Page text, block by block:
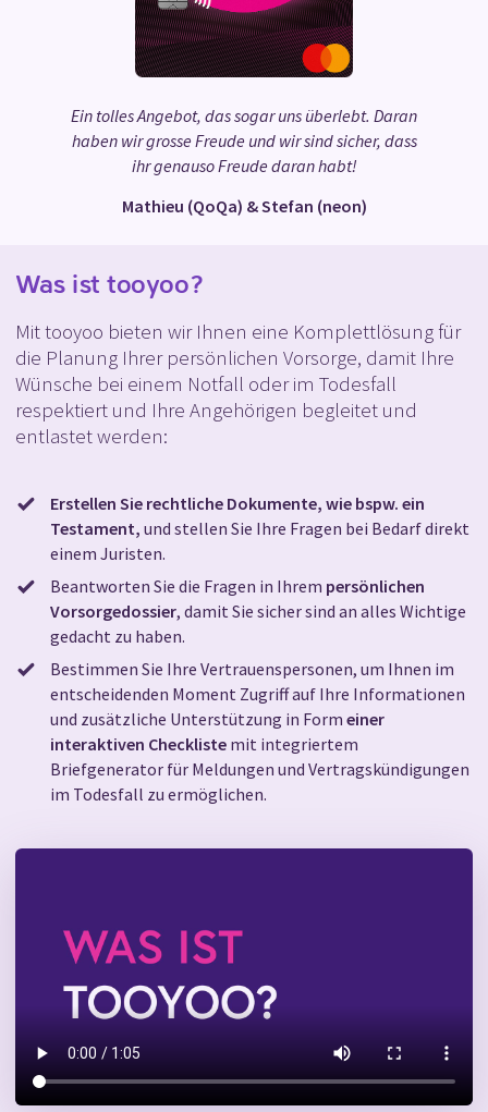
Ein tolles Angebot, das sogar uns überlebt. Daran
haben wir grosse Freude und wir sind sicher, dass
ihr genauso Freude daran habt!
Mathieu (QoQa) & Stefan (neon)
Was ist tooyoo?
Mit tooyoo bieten wir Ihnen eine Komplettlösung für
die Planung Ihrer persönlichen Vorsorge, damit Ihre
Wünsche bei einem Notfall oder im Todesfall
respektiert und Ihre Angehörigen begleitet und
entlastet werden:
Erstellen Sie rechtliche Dokumente, wie bspw. ein
Testament, und stellen Sie Ihre Fragen bei Bedarf direkt
einem Juristen.
Beantworten Sie die Fragen in Ihrem persönlichen
Vorsorgedossier, damit Sie sicher sind an alles Wichtige
gedacht zu haben.
Bestimmen Sie Ihre Vertrauenspersonen, um Ihnen im
entscheidenden Moment Zugriff auf Ihre Informationen
und zusätzliche Unterstützung in Form einer
interaktiven Checkliste mit integriertem
Briefgenerator für Meldungen und Vertragskündigungen
im Todesfall zu ermöglichen.